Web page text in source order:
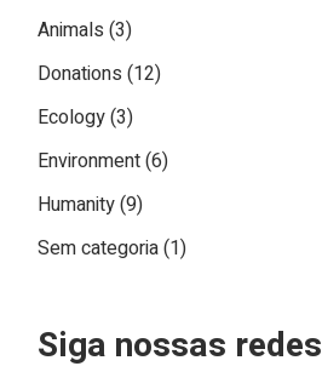
Animals (3)
Donations (12)
Ecology(3)
Environment(6)
Humanity(9)
Sem categoria(1)
Siga nossas redes